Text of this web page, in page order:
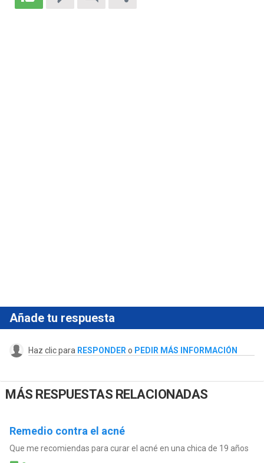
Añade tu respuesta
Haz clic para RESPONDER o PEDIR MÁS INFORMACIÓN
MÁS RESPUESTAS RELACIONADAS
Remedio contra el acné
Que me recomiendas para curar el acné en una chica de 19 años